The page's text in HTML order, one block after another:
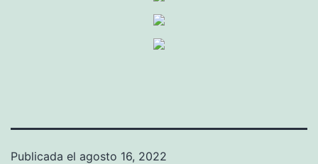
Publicada el agosto 16, 2022